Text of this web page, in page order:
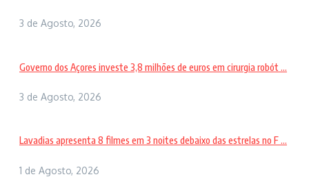
3 de Agosto, 2026
Governo dos Açores investe 3,8 milhões de euros em cirurgia robót ...
3 de Agosto, 2026
Lavadias apresenta 8 filmes em 3 noites debaixo das estrelas no F ...
1 de Agosto, 2026